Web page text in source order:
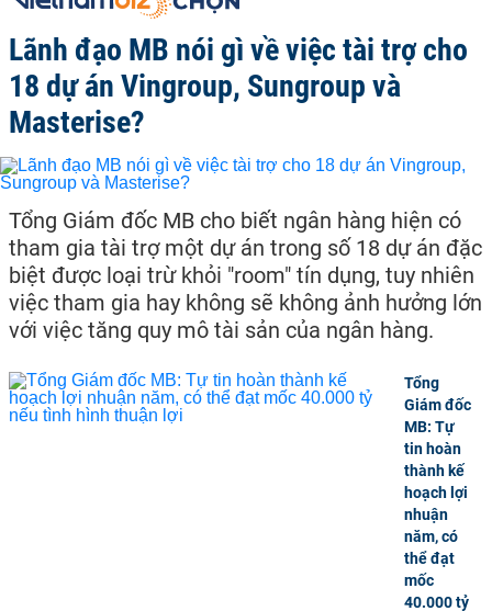
Lãnh đạo MB nói gì về việc tài trợ cho
18 dự án Vingroup, Sungroup và
Masterise?
Tổng Giám đốc MB cho biết ngân hàng hiện có
tham gia tài trợ một dự án trong số 18 dự án đặc
biệt được loại trừ khỏi "room" tín dụng, tuy nhiên
việc tham gia hay không sẽ không ảnh hưởng lớn
với việc tăng quy mô tài sản của ngân hàng.
Tổng
Giám đốc
MB: Tự
tin hoàn
thành kế
hoạch lợi
nhuận
năm, có
thể đạt
mốc
40.000 tỷ